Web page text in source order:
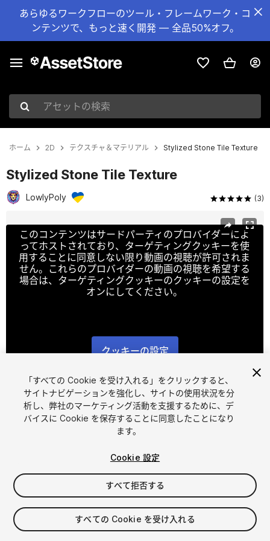
あらゆるワークフローのツール・フレームワーク・コ
ンテンツで、もっと速く開発 — 全品50%オフ。
アセットの検索
ホーム 2D テクスチャ＆マテリアル Stylized Stone Tile Texture
Stylized Stone Tile Texture
LowlyPoly (3)
このコンテンツはサードパーティのプロバイダーによ
ってホストされており、ターゲティングクッキーを使
用することに同意しない限り動画の視聴が許可されま
せん。これらのプロバイダーの動画の視聴を希望する
場合は、ターゲティングクッキーのクッキーの設定を
オンにしてください。
クッキーの設定
FREE
11viewsin the past week
「すべての Cookie を受け入れる」をクリックすると、
サイトナビゲーションを強化し、サイトの使用状況を分
析し、弊社のマーケティング活動を支援するために、デ
バイスに Cookie を保存することに同意したことになり
ます。
Cookie 設定
すべて拒否する
すべての Cookie を受け入れる